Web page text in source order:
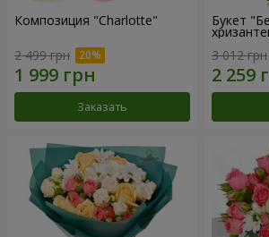
Композиция "Charlotte"
2 499 грн
Заказать
Букет
3 012 грн